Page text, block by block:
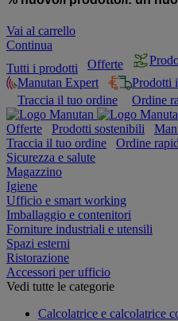
Vai al carrello
Continua
Tutti i prodotti
Offerte
Manutan Expert
Prodotti
Traccia il tuo ordine
Ordine
Offerte Prodotti sostenibili
Traccia il tuo ordine
Ordine
Sicurezza e salute
Magazzino
Igiene
Ufficio e smart working
Imballaggio e contenitori
Forniture industriali e utensili
Spazi esterni
Ristorazione
Accessori per ufficio
Vedi tutte le categorie
Calcolatrice e calcolatrice